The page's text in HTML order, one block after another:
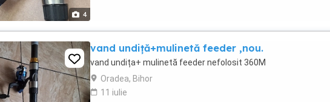
4
vand undiță+mulinetă feeder ,nou.
vand undița+ mulinetă feeder nefolosit 360M
Oradea, Bihor
11 iulie